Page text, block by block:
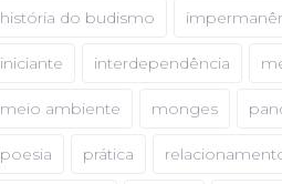
história do budismo
iniciante interdependência
meio ambiente monges
poesia prática